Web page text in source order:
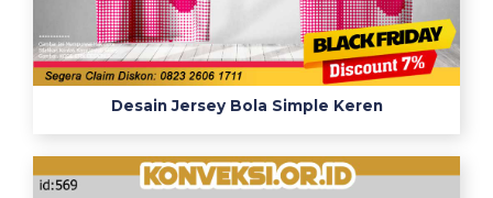
Desain Jersey Bola Simple Keren